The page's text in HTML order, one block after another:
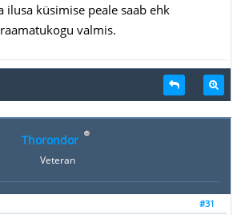
ilusa küsimise peale saab ehk
valmis.
Thorondor
Veteran
#31